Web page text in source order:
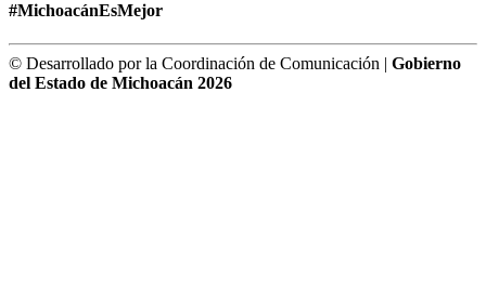
#MichoacánEsMejor
© Desarrollado por la Coordinación de Comunicación | Gobierno
del Estado de Michoacán 2026